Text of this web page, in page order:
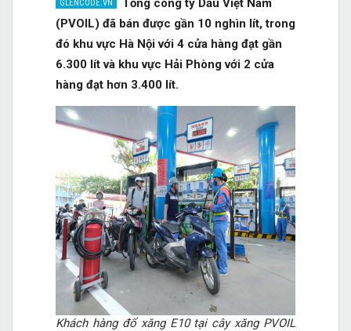
(PVOIL) đã bán được gần 10 nghìn lít, trong
đó khu vực Hà Nội với 4 cửa hàng đạt gần
6.300 lít và khu vực Hải Phòng với 2 cửa
hàng đạt hơn 3.400 lít.
Khách hàng đổ xăng E10 tại cây xăng PVOIL